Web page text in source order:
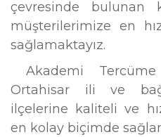
çevresinde bulunan
müşterilerimize en
sağlamaktayız.
Akademi
Ortahisar ili ve
ilçelerine kaliteli ve
en kolay biçimde